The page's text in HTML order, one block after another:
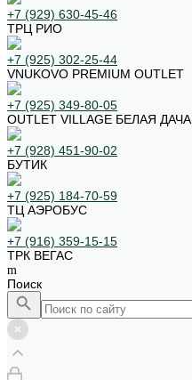
+7 (929) 630-45-46
ТРЦ РИО
+7 (925) 302-25-44
VNUKOVO PREMIUM OUTLET
+7 (925) 349-80-05
OUTLET VILLAGE БЕЛАЯ ДАЧА
+7 (928) 451-90-02
БУТИК
+7 (925) 184-70-59
ТЦ АЭРОБУС
+7 (916) 359-15-15
ТРК ВЕГАС
Поиск